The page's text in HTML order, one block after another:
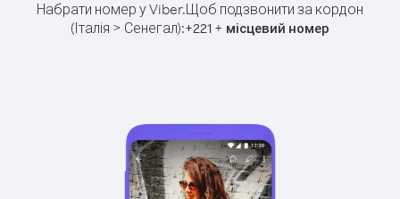
Набрати номер у Viber.Щоб подзвонити за кордон
(Італія > Сенегал):+221 + місцевий номер